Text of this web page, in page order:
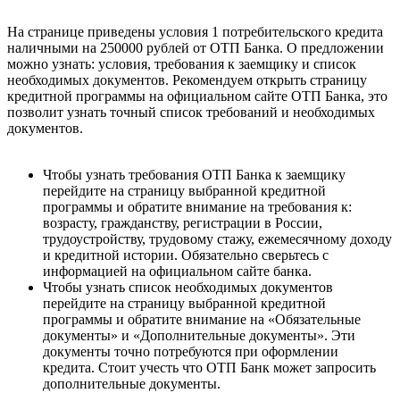
На странице приведены условия 1 потребительского кредита
наличными на 250000 рублей от ОТП Банка. О предложении
можно узнать: условия, требования к заемщику и список
необходимых документов. Рекомендуем открыть страницу
кредитной программы на официальном сайте ОТП Банка, это
позволит узнать точный список требований и необходимых
документов.
Чтобы узнать требования ОТП Банка к заемщику
перейдите на страницу выбранной кредитной
программы и обратите внимание на требования к:
возрасту, гражданству, регистрации в России,
трудоустройству, трудовому стажу, ежемесячному доходу
и кредитной истории. Обязательно сверьтесь с
информацией на официальном сайте банка.
Чтобы узнать список необходимых документов
перейдите на страницу выбранной кредитной
программы и обратите внимание на «Обязательные
документы» и «Дополнительные документы». Эти
документы точно потребуются при оформлении
кредита. Стоит учесть что ОТП Банк может запросить
дополнительные документы.